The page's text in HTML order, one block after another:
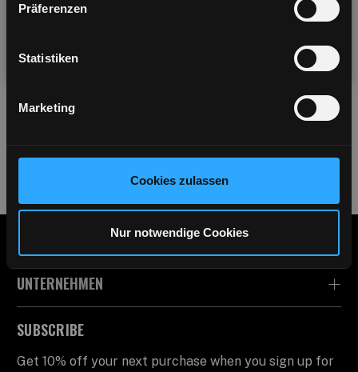
Präferenzen
Statistiken
Marketing
Cookies zulassen
Nur notwendige Cookies
- Sol Republic
Swarup Banerjee
C.E.O und Vizepräsident Europa
UNTERNEHMEN
SUBSCRIBE
Get 10% off your next purchase when you sign up for